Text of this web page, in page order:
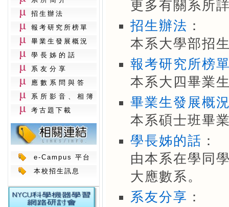
招生辦法
報考研究所榜單
畢業生發展概況
學長姊的話
系友分享
應數系問與答
系所影音、相簿
考古題下載
e-Campus 平台
本校招生訊息
更多有關系所
招生辦法 ：
本系大學部招
報考研究所榜
本系大四畢業
畢業生發展概
本系碩士班畢
學長姊的話 ：
由本系在學同
大應數系。
系友分享 ：